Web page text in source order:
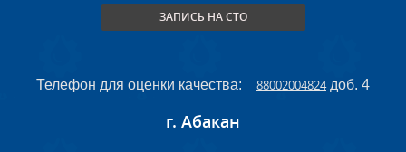
ЗАПИСЬ НА СТО
Телефон для оценки качества: 88002004824доб. 4
г. Абакан